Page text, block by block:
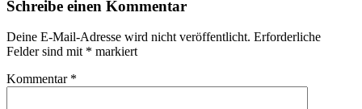
Schreibe einen Kommentar
Deine E-Mail-Adresse wird nicht veröffentlicht. Erforderliche
Felder sind mit * markiert
Kommentar *